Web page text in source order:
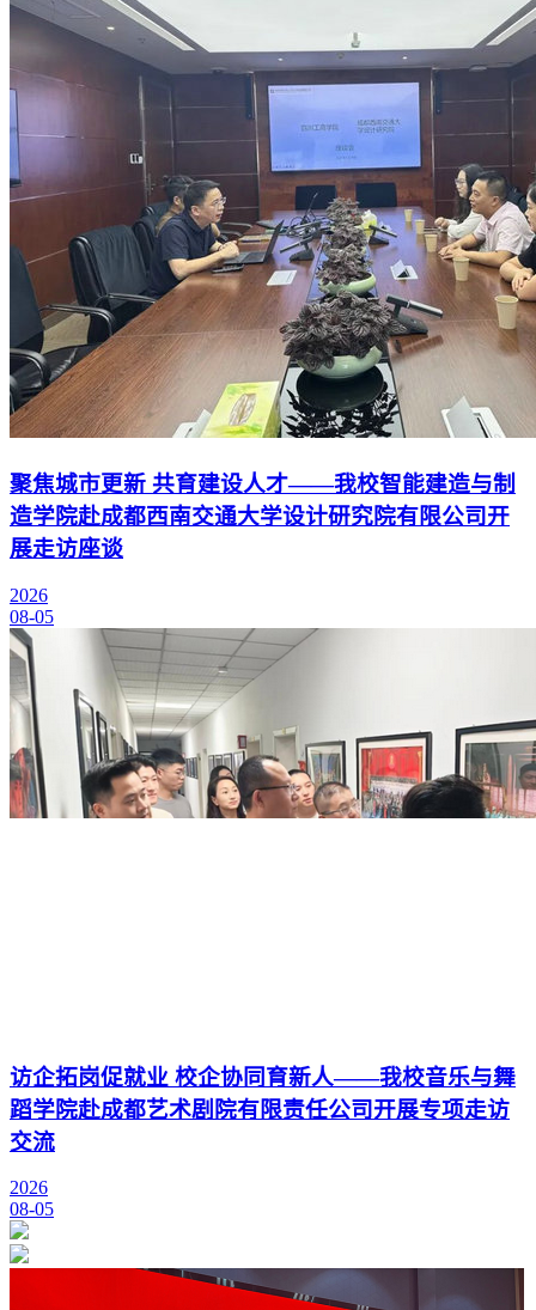
聚焦城市更新 共育建设人才——我校智能建造与制
造学院赴成都西南交通大学设计研究院有限公司开
展走访座谈
2026
08-05
访企拓岗促就业 校企协同育新人——我校音乐与舞
蹈学院赴成都艺术剧院有限责任公司开展专项走访
交流
2026
08-05